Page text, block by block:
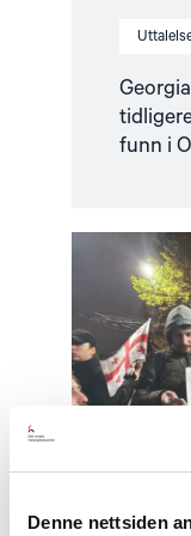
Denne nettsiden
funn i